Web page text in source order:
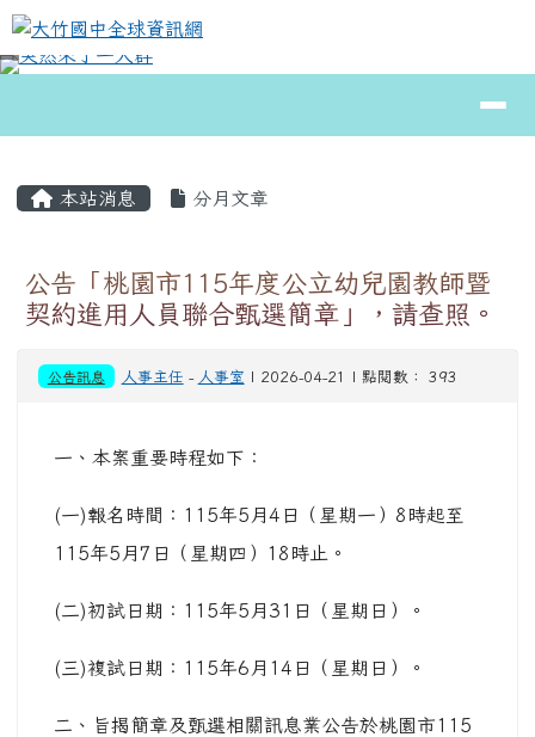
跳至主內容區
大竹國中全球資訊網
⏸
本站消息 分月文章
公告「桃園市115年度公立幼兒園教師暨
契約進用人員聯合甄選簡章」，請查照。
公告訊息 人事主任 - 人事室 | 2026-04-21 | 點閱數： 393
一、本案重要時程如下：
(一)報名時間：115年5月4日（星期一）8時起至
115年5月7日（星期四）18時止。
(二)初試日期：115年5月31日（星期日）。
(三)複試日期：115年6月14日（星期日）。
二、旨揭簡章及甄選相關訊息業公告於桃園市115